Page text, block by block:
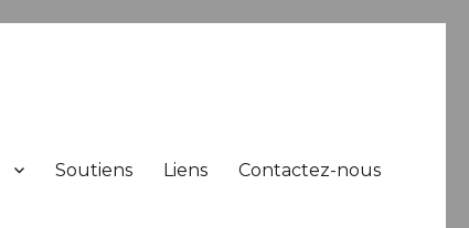
Soutiens Liens Contactez-nous